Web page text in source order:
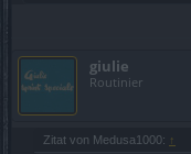
giulie
Routinier
Zitat von Medusa1000: ↑